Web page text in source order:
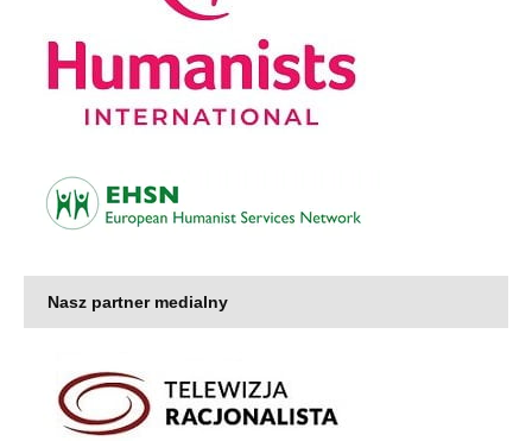
Nasz partner medialny